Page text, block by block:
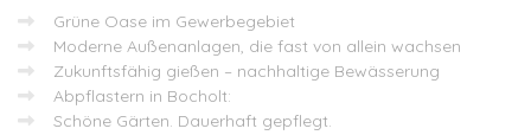
Grüne Oase im Gewerbegebiet
Moderne Außenanlagen, die fast von allein wachsen
Zukunftsfähig gießen – nachhaltige Bewässerung
Abpflastern in Bocholt:
Schöne Gärten. Dauerhaft gepflegt.